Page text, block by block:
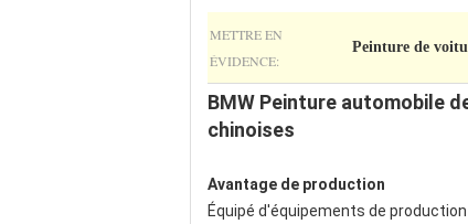
METTRE EN
ÉVIDENCE:
Peinture de
BMW Peinture automobile
chinoises
Avantage de production
Équipé d'équipements de